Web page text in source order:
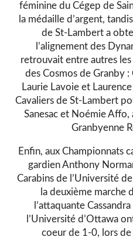
féminine du Cégep de
la médaille d’argent,
de St-Lambert a
l’alignement des
retrouvait entre autres
des Cosmos de Granby
Laurie Lavoie et
Cavaliers de St-Lambert
Sanesac et Noémie Affo,
Granbyenne
Enfin, aux Championnats
gardien Anthony
Carabins de l’Université
la deuxième marche
l’attaquante
l’Université d’Ottawa
coeur de 1-0, lors